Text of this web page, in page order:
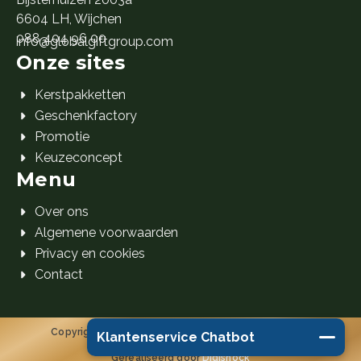
6604 LH, Wijchen
088 404 96 00
info@globalgiftgroup.com
Onze sites
Kerstpakketten
Geschenkfactory
Promotie
Keuzeconcept
Menu
Over ons
Algemene voorwaarden
Privacy en cookies
Contact
Copyright 2026 Global Gift Group B.V. © Alle rechten
voorbehouden.
Gerealiseerd doorDigishock
Klantenservice Chatbot